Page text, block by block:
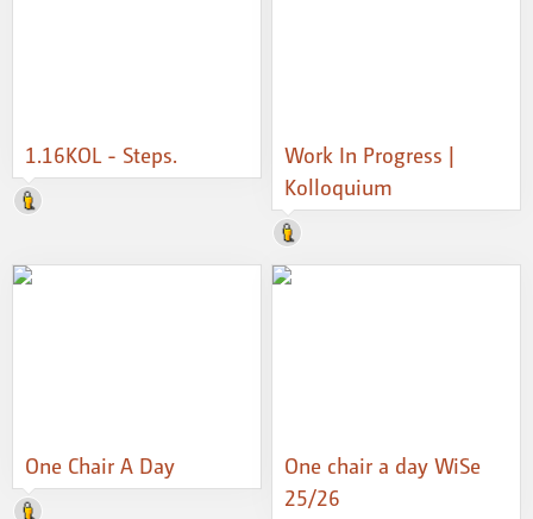
1.16KOL - Steps.
Work In Progress |
Kolloquium
One Chair A Day
One chair a day WiSe
25/26